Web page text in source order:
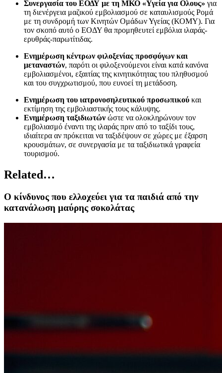
Συνεργασία του ΕΟΔΥ με τη ΜΚΟ «Υγεία για Ολους» για
τη διενέργεια μαζικού εμβολιασμού σε καταυλισμούς Ρομά
με τη συνδρομή των Κινητών Ομάδων Υγείας (ΚΟΜΥ). Για
τον σκοπό αυτό ο ΕΟΔΥ θα προμηθευτεί εμβόλια ιλαράς-
ερυθράς-παρωτίτιδας.
Ενημέρωση κέντρων φιλοξενίας προσφύγων και
μεταναστών, παρότι οι φιλοξενούμενοι είναι κατά κανόνα
εμβολιασμένοι, εξαιτίας της κινητικότητας του πληθυσμού
και του συγχρωτισμού, που ευνοεί τη μετάδοση.
Ενημέρωση του ιατρονοσηλευτικού προσωπικού και
εκτίμηση της εμβολιαστικής τους κάλυψης.
Ενημέρωση ταξιδιωτών ώστε να ολοκληρώνουν τον
εμβολιασμό έναντι της ιλαράς πριν από το ταξίδι τους,
ιδιαίτερα αν πρόκειται να ταξιδέψουν σε χώρες με έξαρση
κρουσμάτων, σε συνεργασία με τα ταξιδιωτικά γραφεία
τουρισμού.
Related…
Ο κίνδυνος που ελλοχεύει για τα παιδιά από την
κατανάλωση μαύρης σοκολάτας